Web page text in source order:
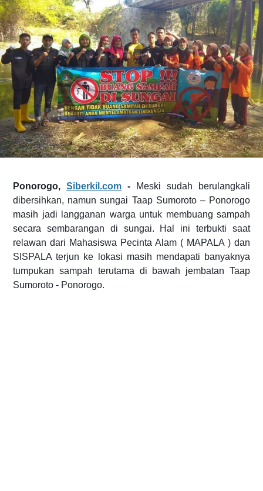
Ponorogo, Siberkil.com - Meski sudah berulangkali
dibersihkan, namun sungai Taap Sumoroto – Ponorogo
masih jadi langganan warga untuk membuang sampah
secara sembarangan di sungai. Hal ini terbukti saat
relawan dari Mahasiswa Pecinta Alam ( MAPALA ) dan
SISPALA terjun ke lokasi masih mendapati banyaknya
tumpukan sampah terutama di bawah jembatan Taap
Sumoroto - Ponorogo.